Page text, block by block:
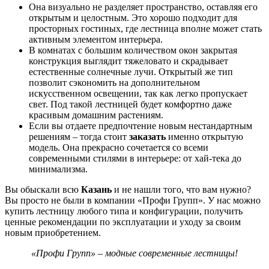
Она визуально не разделяет пространство, оставляя его
открытым и целостным. Это хорошо подходит для
просторных гостиных, где лестница вполне может стать
активным элементом интерьера.
В комнатах с большим количеством окон закрытая
конструкция выглядит тяжеловато и скрадывает
естественные солнечные лучи. Открытый же тип
позволит сэкономить на дополнительном
искусственном освещении, так как легко пропускает
свет. Под такой лестницей будет комфортно даже
красивым домашним растениям.
Если вы отдаете предпочтение новым нестандартным
решениям – тогда стоит заказать именно открытую
модель. Она прекрасно сочетается со всеми
современными стилями в интерьере: от хай-тека до
минимализма.
Вы обыскали всю Казань и не нашли того, что вам нужно?
Вы просто не были в компании «Профи Групп». У нас можно
купить лестницу любого типа и конфигурации, получить
ценные рекомендации по эксплуатации и уходу за своим
новым приобретением.
«Профи Групп» – модные современные лестницы!